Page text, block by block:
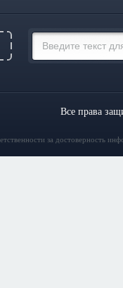
Все права
за достоверность